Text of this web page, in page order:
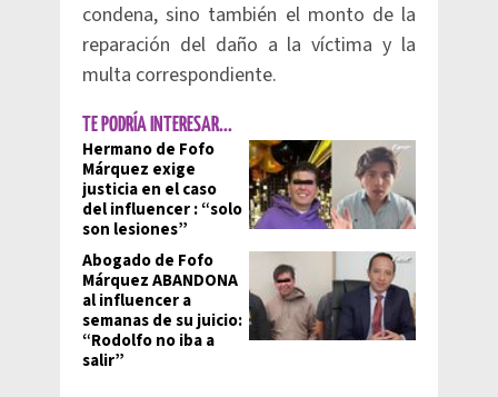
condena, sino también el monto de la
reparación del daño a la víctima y la
multa correspondiente.
TE PODRÍA INTERESAR...
Hermano de Fofo
Márquez exige
justicia en el caso
del influencer : “solo
son lesiones”
Abogado de Fofo
Márquez ABANDONA
al influencer a
semanas de su juicio:
“Rodolfo no iba a
salir”